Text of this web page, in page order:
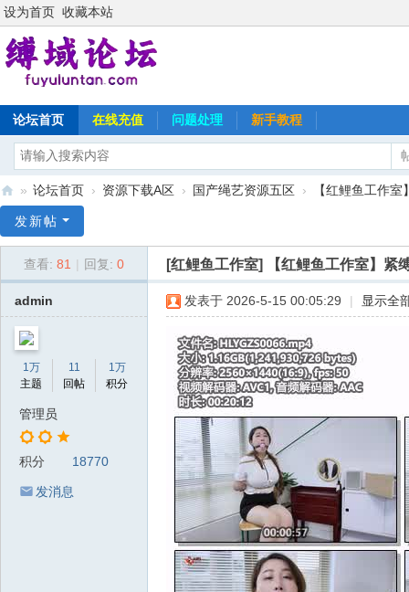
设为首页 收藏本站
论坛首页 在线充值 问题处理 新手教程
域
» 论坛首页 › 资源下载A区 › 国产绳艺资源五区 › 【红鲤鱼工作
发新帖
查看: 81 回复: 0 [红鲤鱼工作室] 【红鲤鱼工作室】
admin
1万
主题
11
回帖
1万
积分
管理员
积分 18770
发消息
发表于 2026-5-15 00:05:29 显示全